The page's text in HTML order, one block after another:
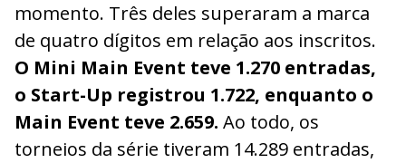
momento. Três deles superaram a marca
de quatro dígitos em relação aos inscritos.
O Mini Main Event teve 1.270 entradas,
o Start-Up registrou 1.722, enquanto o
Main Event teve 2.659. Ao todo, os
torneios da série tiveram 14.289 entradas,